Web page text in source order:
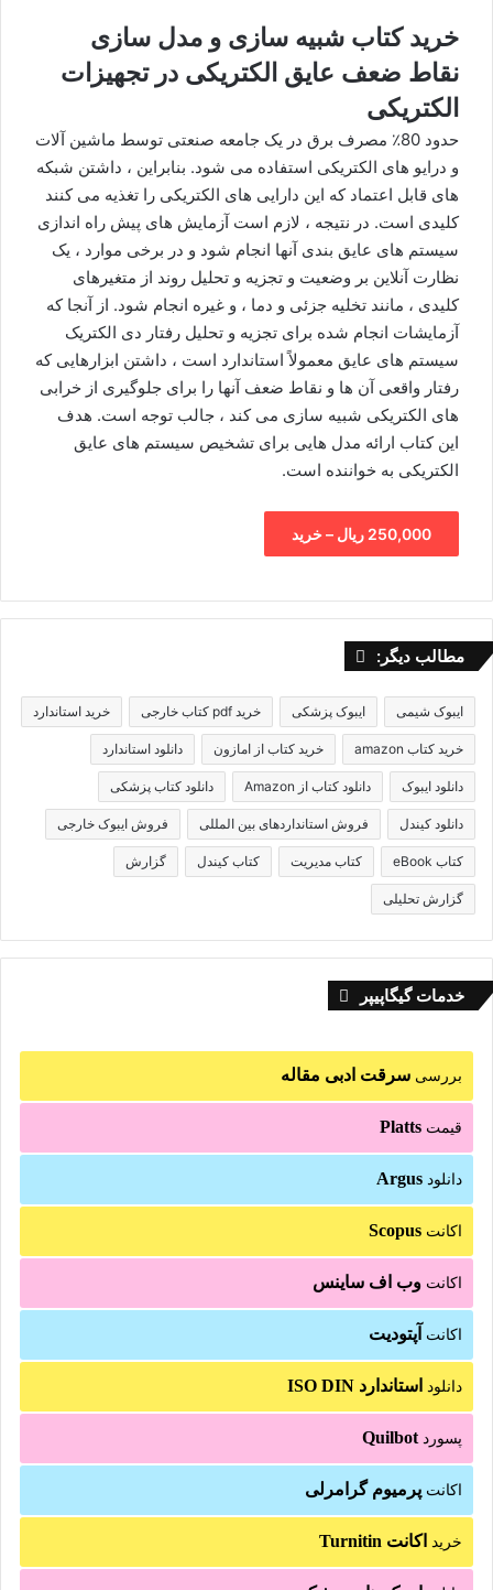
خرید کتاب شبیه سازی و مدل سازی
نقاط ضعف عایق الکتریکی در تجهیزات
الکتریکی
حدود 80٪ مصرف برق در یک جامعه صنعتی توسط ماشین آلات
و درایو های الکتریکی استفاده می شود. بنابراین ، داشتن شبکه
های قابل اعتماد که این دارایی های الکتریکی را تغذیه می کنند
کلیدی است. در نتیجه ، لازم است آزمایش های پیش راه اندازی
سیستم های عایق بندی آنها انجام شود و در برخی موارد ، یک
نظارت آنلاین بر وضعیت و تجزیه و تحلیل روند از متغیرهای
کلیدی ، مانند تخلیه جزئی و دما ، و غیره انجام شود. از آنجا که
آزمایشات انجام شده برای تجزیه و تحلیل رفتار دی الکتریک
سیستم های عایق معمولاً استاندارد است ، داشتن ابزارهایی که
رفتار واقعی آن ها و نقاط ضعف آنها را برای جلوگیری از خرابی
های الکتریکی شبیه سازی می کند ، جالب توجه است. هدف
این کتاب ارائه مدل هایی برای تشخیص سیستم های عایق
الکتریکی به خواننده است.
250,000 ریال – خرید
مطالب دیگر:
ایبوک شیمی ایبوک پزشکی خرید pdf کتاب خارجی خرید استاندارد
خرید کتاب amazon خرید کتاب از امازون دانلود استاندارد
دانلود ایبوک دانلود کتاب از Amazon دانلود کتاب پزشکی
دانلود کیندل فروش استانداردهای بین المللی فروش ایبوک خارجی
کتاب eBook کتاب مدیریت کتاب کیندل گزارش
گزارش تحلیلی
خدمات گیگاپیپر
بررسی سرقت ادبی مقاله
قیمت Platts
دانلود Argus
اکانت Scopus
اکانت وب اف ساینس
اکانت آپتودیت
دانلود استاندارد ISO DIN
پسورد Quilbot
اکانت پرمیوم گرامرلی
خرید اکانت Turnitin